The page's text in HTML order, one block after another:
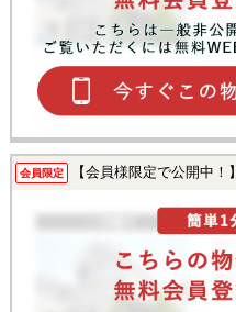
会員限定 【会員様限定で公開中！】